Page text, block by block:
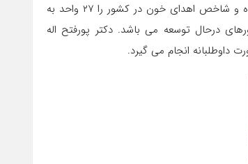
ایشان در ادامه بیانات خود به شاخصه های اهدای خون در ایران و جهان اشاره کرده و شاخص اهدای خون در کشور را ۲۷ واحد به
بسیار خوبی است و ۵/۲ برابر بیشتر از کشورهای درحال توسعه می باشد. دکتر پورفتح اله